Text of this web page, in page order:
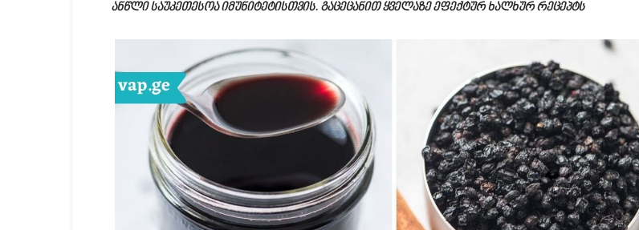
ანწლი საუკეთესოა იმუნიტეტისთვის. გაცეცანით ყველაზე ეფექტურ ხალხურ რეცეპტს